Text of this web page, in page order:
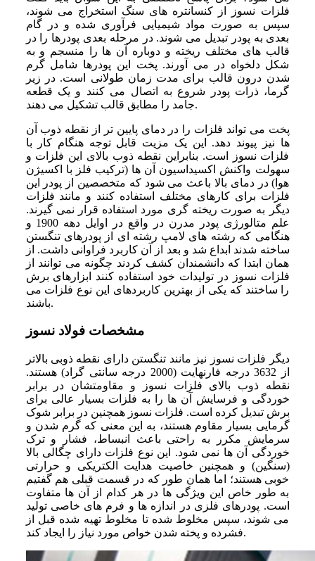
فلزات نسوز از کنسانتره ‌های سنگ استخراج می ‌شوند،
سپس به‌ صورت مواد شیمیایی فرآوری شده و در گام
بعدی به پودر تبدیل می‌ شوند. در مرحله بعدی پودرها را در
قالب ‌های مختلف ریخته و دوباره آن ‌ها را منسجم و به
شکل دلخواه در می ‌آورند. پخت این پودرها شامل گرم
شدن درون قالب برای مدت زمان طولانی است. در زیر
گرما، ذرات پودر شروع به اتصال می ‌کنند و یک قطعه
جامد را مطابق قالب تشکیل می‌ دهند.
پخت می ‌تواند فلزات را در دمای پایین ‌تر از نقطه ذوب آن
‌ها نیز پیوند دهد. این یک مزیت قابل توجه هنگام کار با
فلزات نسوز است. بنابراین نقطه ذوب بالای این فلزات و
سهولت واکنش اکسیداسیون آن ‌ها (ترکیب فلز با اکسیژن
هوا) در دمای بالا باعث می ‌شود که متخصصین از پودر این
فلزات برای کارهای مختلف استفاده کنند و مانند فلزات
دیگر به‌ صورت ریخته ‌گری مورد استفاده قرار نمی ‌گیرند.
علم متالورژی پودر مدرن در واقع در اوایل دهه 1900 و
هنگامی ‌که رشته‌ های لامپ رشته ‌ای از پودرهای تنگستن
ساخته شدند ابداع شد و بعد از آن کاربرد فراوانی داشت. از
همان ابتدا که دانشمندان کشف کردند چگونه می ‌توانند از
فلزات نسوز در تولیدات خود استفاده کنند ابزارهای برش
را ساختند که یکی از بهترین کاربردهای این نوع فلزات می
‌باشند.
مشخصات فولاد نسوز
دیگر فلزات نسوز نیز مانند تنگستن دارای نقطه ذوبی بالاتر
از 3632 درجه فارنهایت (2000 درجه سانتی ‌گراد) هستند.
نقطه ذوب بالای فلزات نسوز و مقاومتشان در برابر
خوردگی و فرسایش آن ‌ها را به فلزات بسیار عالی برای
برش تبدیل کرده است. فلزات نسوز همچنین در برابر شوک
گرمایی بسیار مقاوم هستند، به این معنی که گرم شدن و
سرمایش مکرر به‌ راحتی باعث انبساط، فشار و ترک‌
خوردگی آن‌ ها نمی ‌شود. این نوع فلزات دارای چگالی بالا
(سنگین) و همچنین خاصیت هدایت الکتریکی و حرارتی
خوبی هستند؛ اما همان ‌طور که در قسمت قبلی هم گفتیم
به‌ طور خاص این ویژگی‌ ها در هر کدام از آن ‌ها متفاوت
است. پودرهای فلزی در اندازه‌ ها و فرم ‌های خاصی تولید
می ‌شوند، سپس مخلوط ‌شده تا مخلوط تهیه شده قبل از
فشرده و پخته شدن خواص مورد نیاز را ایجاد کند.